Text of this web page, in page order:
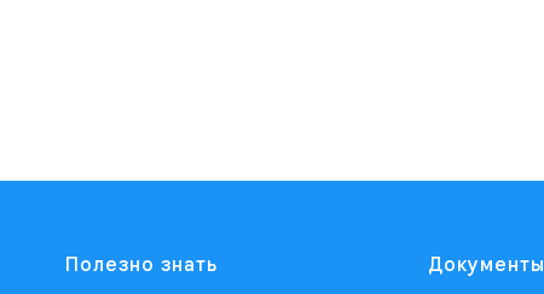
Полезно знать Документы